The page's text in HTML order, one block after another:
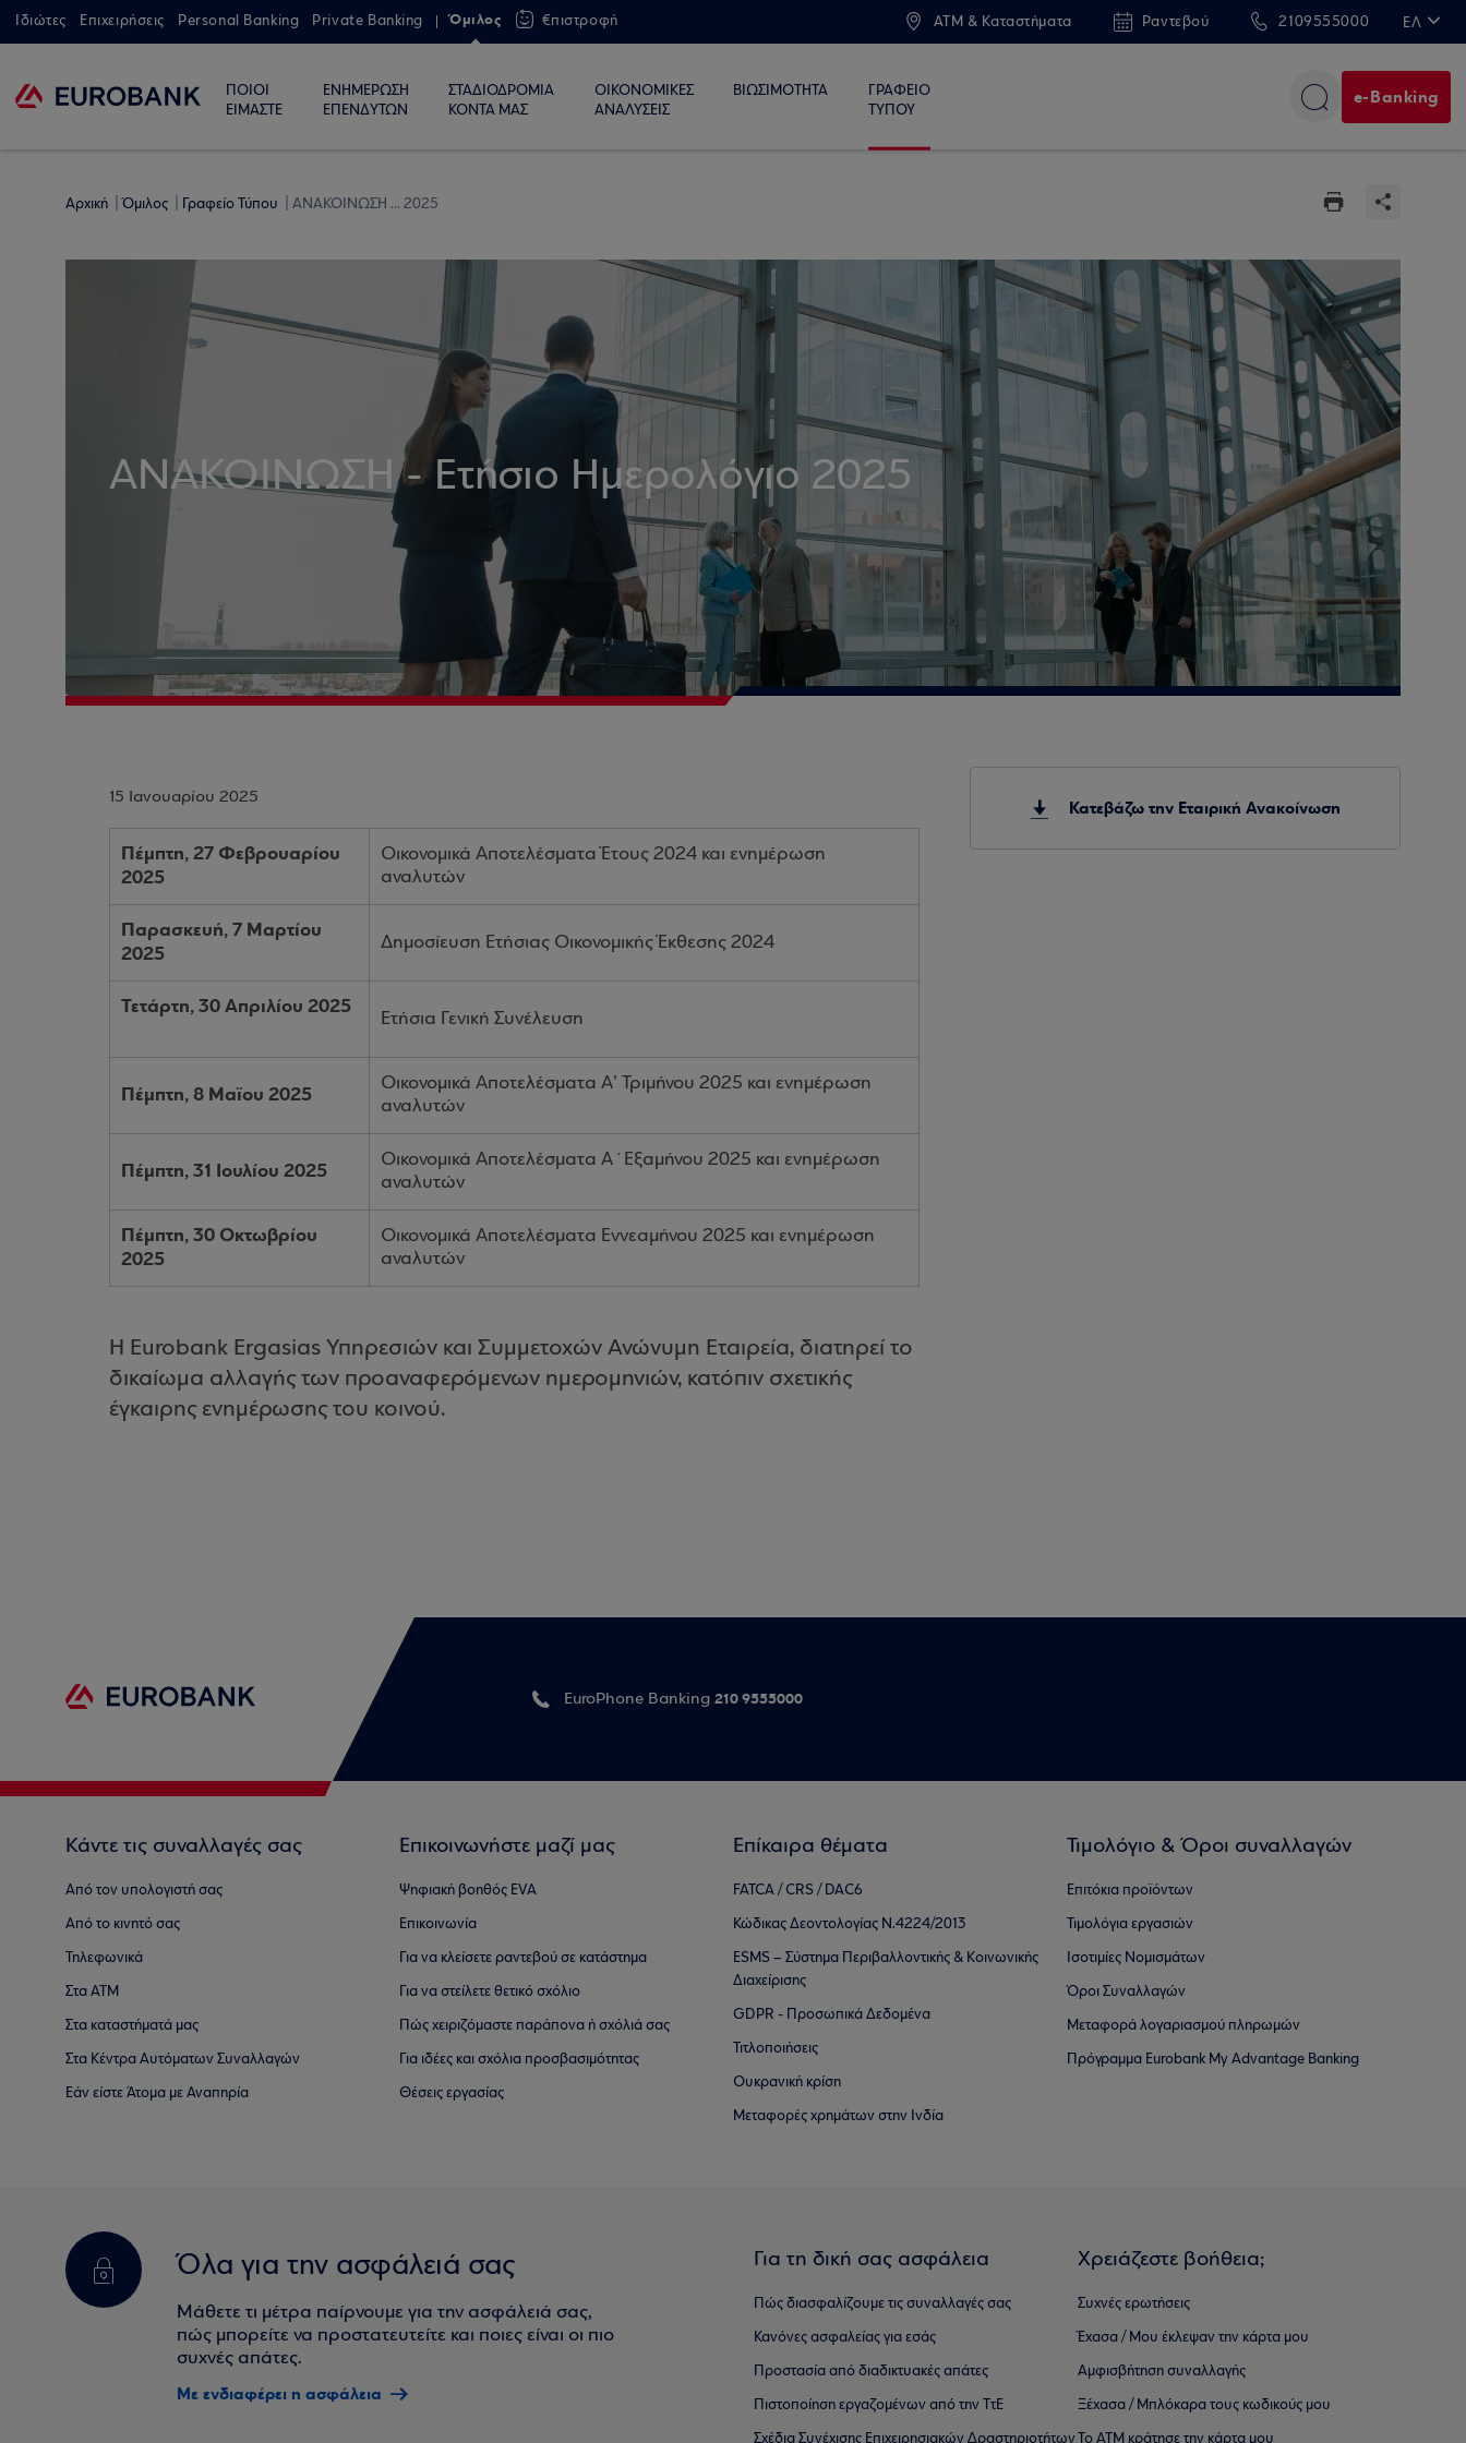
Ιδιώτες Επιχειρήσεις Personal Banking Private Banking Όμιλος €πιστροφή ATM & Καταστήματα Ραντεβού 2109555000 ΕΛ
ΠΟΙΟΙ
ΕΙΜΑΣΤΕ
ΕΝΗΜΕΡΩΣΗ
ΕΠΕΝΔΥΤΩΝ
ΣΤΑΔΙΟΔΡΟΜΙΑ
ΚΟΝΤΑ ΜΑΣ
ΟΙΚΟΝΟΜΙΚΕΣ
ΑΝΑΛΥΣΕΙΣ
ΒΙΩΣΙΜΟΤΗΤΑ
ΓΡΑΦΕΙΟ
ΤΥΠΟΥ
e-Banking
Αρχική Όμιλος Γραφείο Τύπου ΑΝΑΚΟΙΝΩΣΗ ... 2025
ΑΝΑΚΟΙΝΩΣΗ - Ετήσιο Ημερολόγιο 2025
15 Ιανουαρίου 2025
Πέμπτη, 27 Φεβρουαρίου
2025
Οικονομικά Αποτελέσματα Έτους 2024 και ενημέρωση
αναλυτών
Παρασκευή, 7 Μαρτίου
2025
Δημοσίευση Ετήσιας Οικονομικής Έκθεσης 2024
Τετάρτη, 30 Aπριλίου 2025
Ετήσια Γενική Συνέλευση
Πέμπτη, 8 Maϊου 2025
Οικονομικά Αποτελέσματα Α’ Τριμήνου 2025 και ενημέρωση
αναλυτών
Πέμπτη, 31 Ιουλίου 2025
Οικονομικά Αποτελέσματα Α΄Εξαμήνου 2025 και ενημέρωση
αναλυτών
Πέμπτη, 30 Οκτωβρίου
2025
Οικονομικά Αποτελέσματα Εννεαμήνου 2025 και ενημέρωση
αναλυτών
H Eurobank Ergasias Υπηρεσιών και Συμμετοχών Ανώνυμη Εταιρεία, διατηρεί το
δικαίωμα αλλαγής των προαναφερόμενων ημερομηνιών, κατόπιν σχετικής
έγκαιρης ενημέρωσης του κοινού.
Κατεβάζω την Εταιρική Ανακοίνωση
EuroPhone Banking 210 9555000
Κάντε τις συναλλαγές σας
Από τον υπολογιστή σας
Από το κινητό σας
Τηλεφωνικά
Στα ΑΤΜ
Στα καταστήματά μας
Στα Κέντρα Αυτόματων Συναλλαγών
Εάν είστε Άτομα με Αναπηρία
Επικοινωνήστε μαζί μας
Ψηφιακή βοηθός EVA
Επικοινωνία
Για να κλείσετε ραντεβού σε κατάστημα
Για να στείλετε θετικό σχόλιο
Πώς χειριζόμαστε παράπονα ή σχόλιά σας
Για ιδέες και σχόλια προσβασιμότητας
Θέσεις εργασίας
Επίκαιρα θέματα
FATCA / CRS / DAC6
Κώδικας Δεοντολογίας Ν.4224/2013
ESMS – Σύστημα Περιβαλλοντικής & Κοινωνικής
Διαχείρισης
GDPR - Προσωπικά Δεδομένα
Τιτλοποιήσεις
Ουκρανική κρίση
Μεταφορές χρημάτων στην Ινδία
Τιμολόγιο & Όροι συναλλαγών
Επιτόκια προϊόντων
Τιμολόγια εργασιών
Ισοτιμίες Νομισμάτων
Όροι Συναλλαγών
Μεταφορά λογαριασμού πληρωμών
Πρόγραμμα Eurobank My Advantage Banking
Όλα για την ασφάλειά σας
Μάθετε τι μέτρα παίρνουμε για την ασφάλειά σας,
πώς μπορείτε να προστατευτείτε και ποιες είναι οι πιο
συχνές απάτες.
Με ενδιαφέρει η ασφάλεια
Για τη δική σας ασφάλεια
Πώς διασφαλίζουμε τις συναλλαγές σας
Κανόνες ασφαλείας για εσάς
Προστασία από διαδικτυακές απάτες
Πιστοποίηση εργαζομένων από την ΤτΕ
Σχέδια Συνέχισης Επιχειρησιακών ∆ραστηριοτήτων
Χρειάζεστε βοήθεια;
Συχνές ερωτήσεις
Έχασα / Μου έκλεψαν την κάρτα μου
Αμφισβήτηση συναλλαγής
Ξέχασα / Μπλόκαρα τους κωδικούς μου
Το ΑΤΜ κράτησε την κάρτα μου